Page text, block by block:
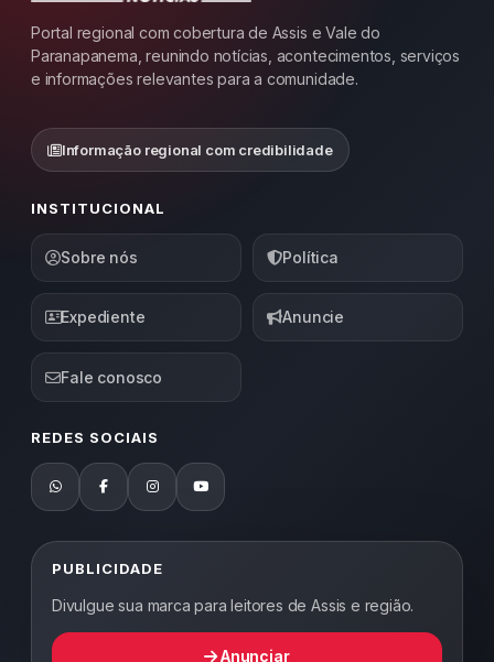
Portal regional com cobertura de Assis e Vale do
Paranapanema, reunindo notícias, acontecimentos, serviços
e informações relevantes para a comunidade.
Informação regional com credibilidade
INSTITUCIONAL
Sobre nós Política
Expediente Anuncie
Fale conosco
REDES SOCIAIS
PUBLICIDADE
Divulgue sua marca para leitores de Assis e região.
Anunciar